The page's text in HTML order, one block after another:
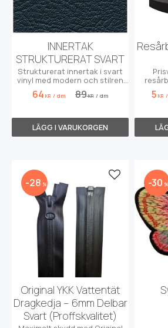
INNERTAK
STRUKTURERAT SVART
Strukturerat innertak i svart
vinyl med modern och stilren
yta. Bredd 140 cm, säljs per dm.
64 KR / dm 89KR / dm 5 KR /
Original YKK Vattentät
Dragkedja – 6mm Delbar
Svart (Proffskvalitet)
28 % Lägg till i30 %